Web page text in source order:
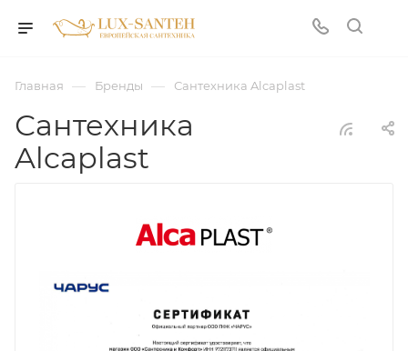
Главная — Бренды — Сантехника Alcaplast
Сантехника
Alcaplast